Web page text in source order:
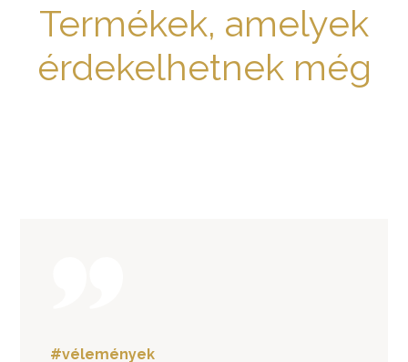
Termékek, amelyek
érdekelhetnek még
#vélemények